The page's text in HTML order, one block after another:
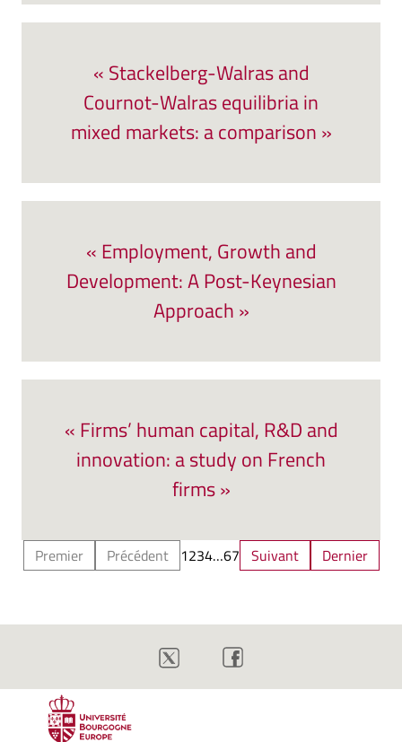
« Stackelberg-Walras and
Cournot-Walras equilibria in
mixed markets: a comparison »
« Employment, Growth and
Development: A Post-Keynesian
Approach »
« Firms’ human capital, R&D and
innovation: a study on French
firms »
Premier Précédent 1234…67 Suivant Dernier